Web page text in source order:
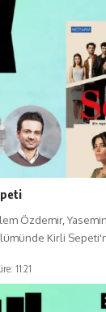
Özdemir,
Kirli
11:21